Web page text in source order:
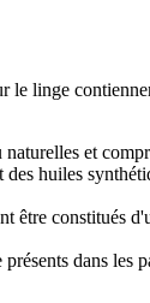
le linge
et
huiles
être constitués
dans